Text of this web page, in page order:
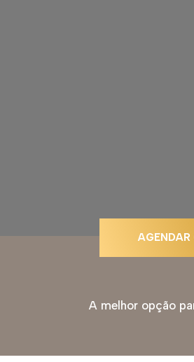
A melhor opção